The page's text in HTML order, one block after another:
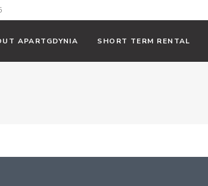
APARTGDYNIA SHORT TERM RENTAL